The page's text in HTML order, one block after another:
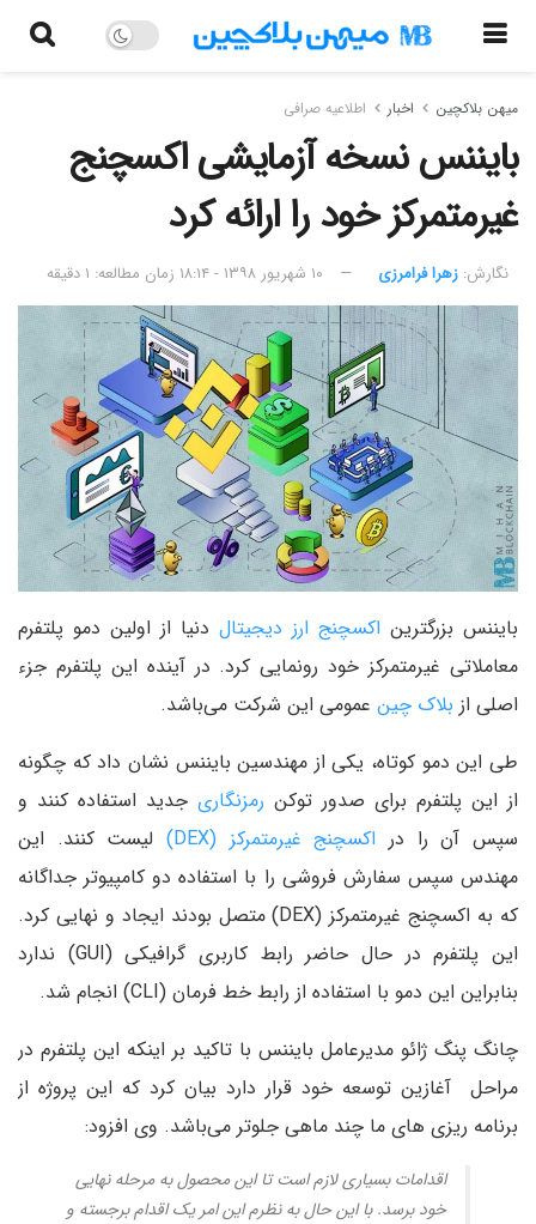
میهن بلاکچین اخبار اطلاعیه صرافی
بایننس نسخه آزمایشی اکسچنج
غیرمتمرکز خود را ارائه کرد
نگارش:‌ زهرا فرامرزی ۱۰ شهریور ۱۳۹۸ - ۱۸:۱۴ زمان مطالعه: ۱ دقیقه
بایننس بزرگترین اکسچنج ارز دیجیتال دنیا از اولین دمو پلتفرم
معاملاتی غیرمتمرکز خود رونمایی کرد. در آینده این پلتفرم جزء
اصلی از بلاک چین عمومی این شرکت می‌باشد.
طی این دمو کوتاه، یکی از مهندسین بایننس نشان داد که چگونه
از این پلتفرم برای صدور توکن رمزنگاری جدید استفاده کنند و
سپس آن را در اکسچنج غیرمتمرکز (DEX)
لیست کنند. این
مهندس سپس سفارش فروشی را با استفاده دو کامپیوتر جداگانه
که به اکسچنج غیرمتمرکز (DEX) متصل بودند ایجاد و نهایی کرد.
این پلتفرم در حال حاضر رابط کاربری گرافیکی (GUI) ندارد
بنابراین این دمو با استفاده از رابط خط فرمان (CLI) انجام شد.
چانگ پنگ ژائو مدیرعامل بایننس با تاکید بر اینکه این پلتفرم در
مراحل آغازین توسعه خود قرار دارد بیان کرد که این پروژه از
برنامه ریزی های ما چند ماهی جلوتر می‌باشد. وی افزود:
اقدامات بسیاری لازم است تا این محصول به مرحله نهایی
خود برسد. با این حال به نظرم این امر یک اقدام برجسته و